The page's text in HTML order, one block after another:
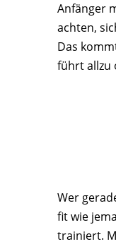
Anfänger
achten,
Das
führt allzu
Wer
fit wie
trainiert.